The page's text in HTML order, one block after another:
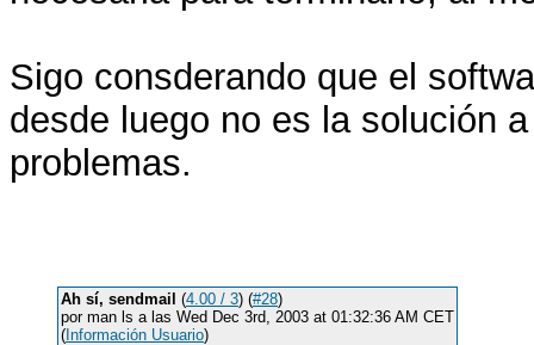
Sigo consderando que el
desde luego no es la solución
problemas.
Ah sí, sendmail (4.00 / 3) (#28)
por man ls a las Wed Dec 3rd, 2003 at 01:32:36 AM CET
( Información Usuario)